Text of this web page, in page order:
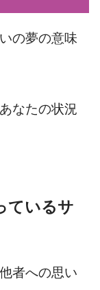
の夢の意味
なたの状況
ているサ
者への思い